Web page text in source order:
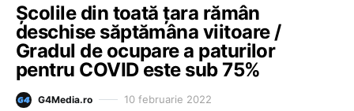
Școlile din toată țara rămân
deschise săptămâna viitoare /
Gradul de ocupare a paturilor
pentru COVID este sub 75%
G4Media.ro 10 februarie 2022